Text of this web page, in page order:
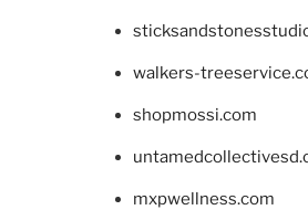
walkers-
shopmossi.com
mxpwellness.com